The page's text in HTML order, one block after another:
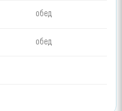
обед
обед